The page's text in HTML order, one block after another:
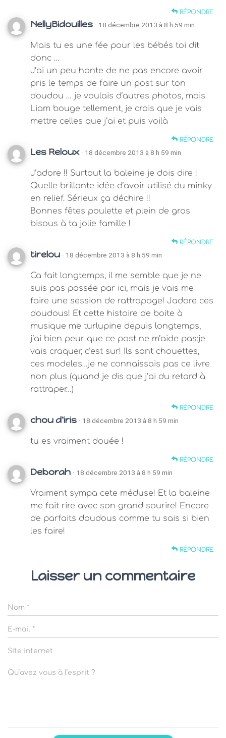
RÉPONDRE
NellyBidouilles · 18 décembre 2013 à 8 h 59 min
Mais tu es une fée pour les bébés toi dit
donc …
J’ai un peu honte de ne pas encore avoir
pris le temps de faire un post sur ton
doudou … je voulais d’autres photos, mais
Liam bouge tellement, je crois que je vais
mettre celles que j’ai et puis voilà
RÉPONDRE
Les Reloux · 18 décembre 2013 à 8 h 59 min
J’adore !! Surtout la baleine je dois dire !
Quelle brillante idée d’avoir utilisé du minky
en relief. Sérieux ça déchire !!
Bonnes fêtes poulette et plein de gros
bisous à ta jolie famille !
RÉPONDRE
tirelou · 18 décembre 2013 à 8 h 59 min
Ca fait longtemps, il me semble que je ne
suis pas passée par ici, mais je vais me
faire une session de rattrapage! Jadore ces
doudous! Et cette histoire de boite à
musique me turlupine depuis longtemps,
j’ai bien peur que ce post ne m’aide pas:je
vais craquer, c’est sur! Ils sont chouettes,
ces modeles…je ne connaissais pas ce livre
non plus (quand je dis que j’ai du retard à
rattraper…)
RÉPONDRE
chou d'iris · 18 décembre 2013 à 8 h 59 min
tu es vraiment douée !
RÉPONDRE
Deborah · 18 décembre 2013 à 8 h 59 min
Vraiment sympa cete méduse! Et la baleine
me fait rire avec son grand sourire! Encore
de parfaits doudous comme tu sais si bien
les faire!
RÉPONDRE
Laisser un commentaire
Nom *
E-mail *
Site internet
Qu’avez vous à l’esprit ?